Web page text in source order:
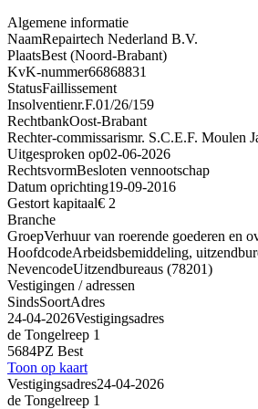
Algemene informatie
NaamRepairtech Nederland B.V.
PlaatsBest (Noord-Brabant)
KvK-nummer66868831
StatusFaillissement
Insolventienr.F.01/26/159
RechtbankOost-Brabant
Rechter-commissarismr. S.C.E.F. Moulen
Uitgesproken op02-06-2026
RechtsvormBesloten vennootschap
Datum oprichting19-09-2016
Gestort kapitaal€ 2
Branche
GroepVerhuur van roerende goederen en
HoofdcodeArbeidsbemiddeling,
NevencodeUitzendbureaus (78201)
Vestigingen / adressen
SindsSoortAdres
24-04-2026Vestigingsadres
de Tongelreep 1
5684PZ Best
Toon op kaart
Vestigingsadres24-04-2026
de Tongelreep 1